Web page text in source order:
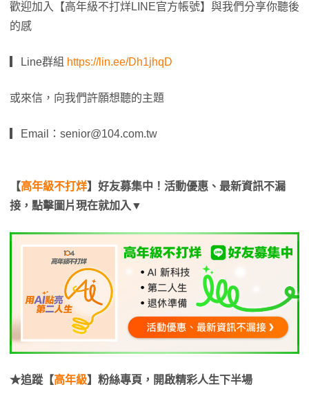
歡迎加入【高年級不打烊LINE官方帳號】與我們分享你聽後
的感
▎Line群組 https://lin.ee/Dh1jhqD
或來信，向我們許願想聽的主題
▎Email： senior@104.com.tw
【高年級不打烊】好友募集中！活動優惠、最新資訊不漏
接，點擊圖片現在就加入▼
★追蹤【高年級】粉絲專頁，開啟精彩人生下半場